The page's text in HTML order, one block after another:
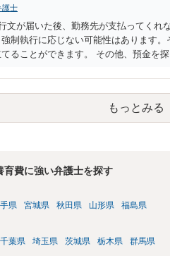
護士
文が届いた後、勤務先が支払ってくれ
制執行に応じない可能性はあります
ることができます。 その他、預金を
行裁判所に原本の還付請求を行えば
できます。ただ、取れなかった場合に
でしょう。 以上、ご参考まで。もっとみる
育費に強い弁護士を探す
県 宮城県 秋田県 山形県 福島県
千葉県 埼玉県 茨城県 栃木県 群馬県